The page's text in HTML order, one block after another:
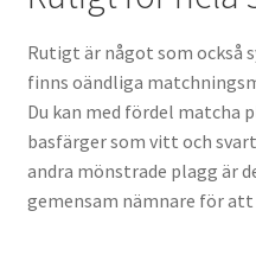
Rutigt är något som också
finns oändliga
Du kan med fördel matcha
basfärger som vitt och
andra mönstrade plagg är
gemensam nämnare för att